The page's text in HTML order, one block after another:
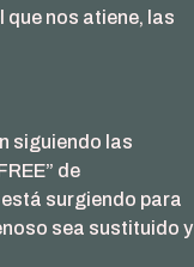
que nos atiene, las
siguiendo las
de
surgiendo para
sea sustituido y